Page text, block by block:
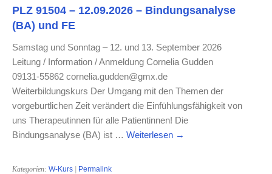
PLZ 91504 – 12.09.2026 – Bindungsanalyse
(BA) und FE
Samstag und Sonntag – 12. und 13. September 2026
Leitung / Information / Anmeldung Cornelia Gudden
09131-55862 cornelia.gudden@gmx.de
Weiterbildungskurs Der Umgang mit den Themen der
vorgeburtlichen Zeit verändert die Einfühlungsfähigkeit von
uns Therapeutinnen für alle Patientinnen! Die
Bindungsanalyse (BA) ist … Weiterlesen →
Kategorien: W-Kurs Permalink